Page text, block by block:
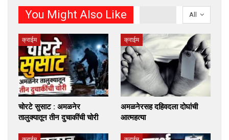
All
You Might Also Like
क्राईम
चोरटे सुसाट : अमळनेर
तालुक्यातून तीन दुचाकींची चोरी
क्राईम
अमळनेरसह दहिवदला दोघांची
आत्महत्या